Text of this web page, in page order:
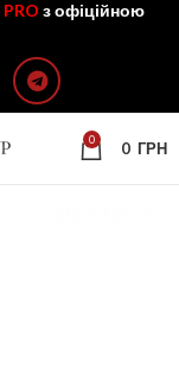
0 0 ГРН
PRO з офіційною